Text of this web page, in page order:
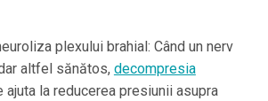
plexului brahial: Când un nerv
altfel sănătos, decompresia
ajuta la reducerea presiunii asupra